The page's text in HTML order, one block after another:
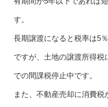
す。
長期譲渡になると税率は5％
ですが、土地の譲渡所得税
での間課税停止中です。
また、不動産売却に消費税